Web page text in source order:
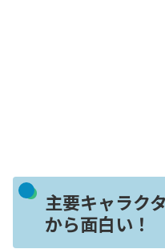
主要キャラク
から面白い！